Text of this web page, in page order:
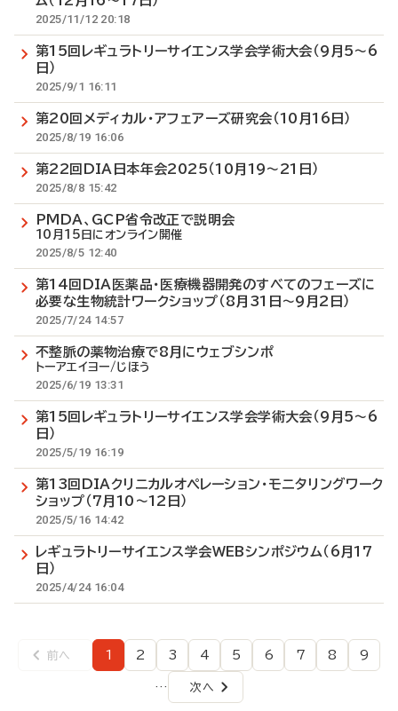
2025/11/12 20:18
第15回レギュラトリーサイエンス学会学術大会（9月5～6
日）
2025/9/1 16:11
第20回メディカル・アフェアーズ研究会（10月16日）
2025/8/19 16:06
第22回DIA日本年会2025（10月19～21日）
2025/8/8 15:42
PMDA、GCP省令改正で説明会
10月15日にオンライン開催
2025/8/5 12:40
第14回DIA医薬品・医療機器開発のすべてのフェーズに
必要な生物統計ワークショップ（8月31日～9月2日）
2025/7/24 14:57
不整脈の薬物治療で8月にウェブシンポ
トーアエイヨー/じほう
2025/6/19 13:31
第15回レギュラトリーサイエンス学会学術大会（9月5～6
日）
2025/5/19 16:19
第13回DIAクリニカルオペレーション・モニタリングワーク
ショップ（7月10～12日）
2025/5/16 14:42
レギュラトリーサイエンス学会WEBシンポジウム（6月17
日）
2025/4/24 16:04
前
前へ
ペ
ー
1
ペ
ー
2
ペ
ー
3
ペ
ー
ジ
4
ペ
ー
5
ペ
ー
6
ペ
ー
7
ペ
ー
8
ペ
ー
9
…
次
ペ
次へ